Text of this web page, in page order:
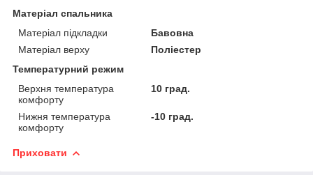
Матеріал спальника
Матеріал підкладки
Бавовна
Матеріал верху
Поліестер
Температурний режим
Верхня температура
комфорту
10 град.
Нижня температура
комфорту
-10 град.
Приховати